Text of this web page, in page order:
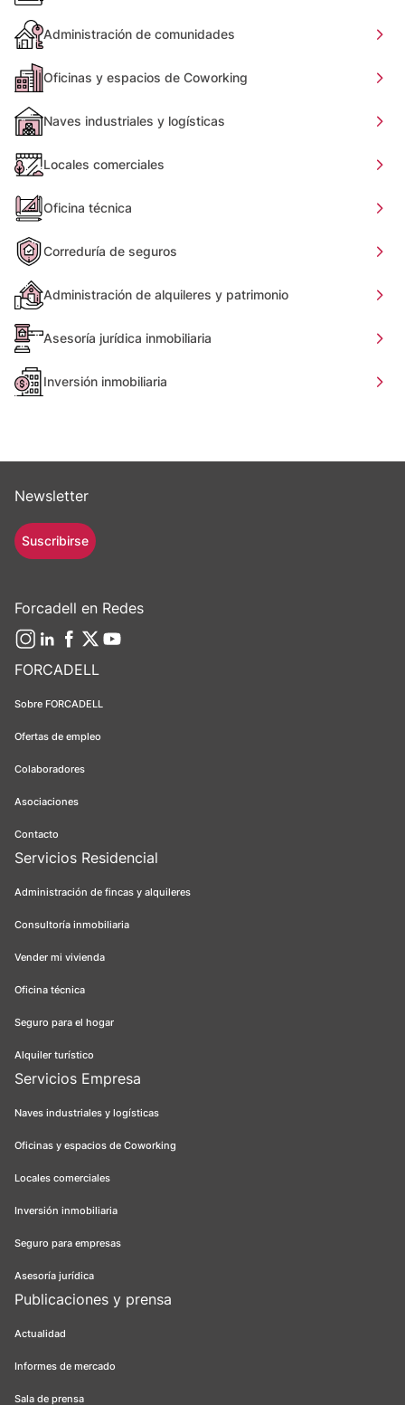
Administración de comunidades
Oficinas y espacios de Coworking
Naves industriales y logísticas
Locales comerciales
Oficina técnica
Correduría de seguros
Administración de alquileres y patrimonio
Asesoría jurídica inmobiliaria
Inversión inmobiliaria
FORCADELL
Sobre FORCADELL
Ofertas de empleo
Colaboradores
Asociaciones
Contacto
Servicios Residencial
Administración de fincas y alquileres
Consultoría inmobiliaria
Vender mi vivienda
Oficina técnica
Seguro para el hogar
Alquiler turístico
Servicios Empresa
Naves industriales y logísticas
Oficinas y espacios de Coworking
Locales comerciales
Inversión inmobiliaria
Seguro para empresas
Asesoría jurídica
Publicaciones y prensa
Actualidad
Informes de mercado
Sala de prensa
Newsletter
Suscribirse
Forcadell en Redes